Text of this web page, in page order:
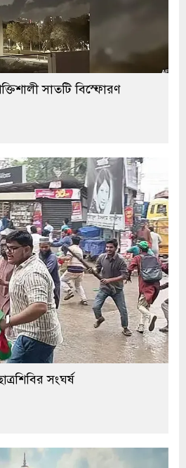
সাতটি বিস্ফোরণ
সংঘর্ষ